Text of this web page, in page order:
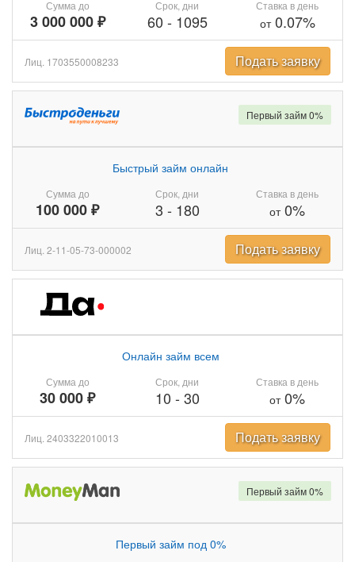
Сумма до
3 000 000 ₽
Срок, дни
60 - 1095
Ставка в день
от0.07%
Лиц. 1703550008233 Подать заявку
Сумма до
100 000 ₽
Быстрый займ онлайн
Срок, дни
3 - 180
Ставка в день
от0%
Первый займ 0%
Лиц. 2-11-05-73-000002 Подать заявку
Сумма до
30 000 ₽
Онлайн займ всем
Срок, дни
10 - 30
Ставка в день
от0%
Лиц. 2403322010013 Подать заявку
Первый займ под 0%
Первый займ 0%